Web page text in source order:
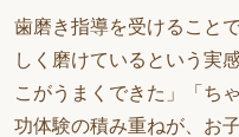
歯磨き指導を受けること
しく磨けているという実
こがうまくできた」「ち
功体験の積み重ねが、お